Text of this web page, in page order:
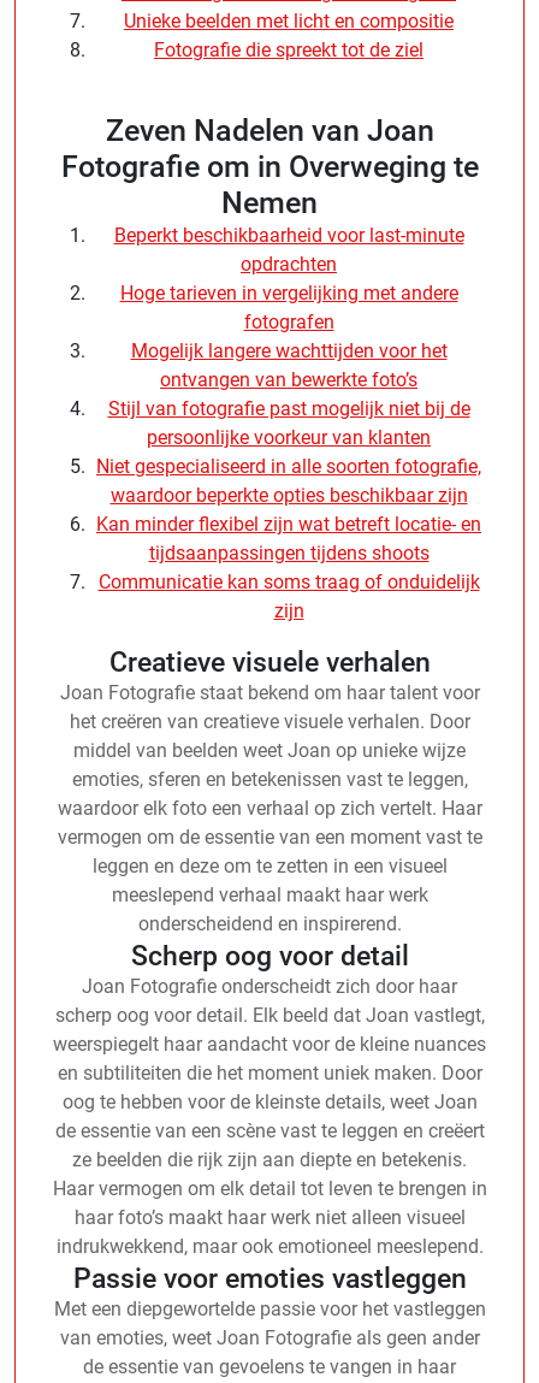
Unieke beelden met licht en compositie
Fotografie die spreekt tot de ziel
Zeven Nadelen van Joan
Fotografie om in Overweging te
Nemen
Beperkt beschikbaarheid voor last-minute
opdrachten
Hoge tarieven in vergelijking met andere
fotografen
Mogelijk langere wachttijden voor het
ontvangen van bewerkte foto’s
Stijl van fotografie past mogelijk niet bij de
persoonlijke voorkeur van klanten
Niet gespecialiseerd in alle soorten fotografie,
waardoor beperkte opties beschikbaar zijn
Kan minder flexibel zijn wat betreft locatie- en
tijdsaanpassingen tijdens shoots
Communicatie kan soms traag of onduidelijk
zijn
Creatieve visuele verhalen
Joan Fotografie staat bekend om haar talent voor
het creëren van creatieve visuele verhalen. Door
middel van beelden weet Joan op unieke wijze
emoties, sferen en betekenissen vast te leggen,
waardoor elk foto een verhaal op zich vertelt. Haar
vermogen om de essentie van een moment vast te
leggen en deze om te zetten in een visueel
meeslepend verhaal maakt haar werk
onderscheidend en inspirerend.
Scherp oog voor detail
Joan Fotografie onderscheidt zich door haar
scherp oog voor detail. Elk beeld dat Joan vastlegt,
weerspiegelt haar aandacht voor de kleine nuances
en subtiliteiten die het moment uniek maken. Door
oog te hebben voor de kleinste details, weet Joan
de essentie van een scène vast te leggen en creëert
ze beelden die rijk zijn aan diepte en betekenis.
Haar vermogen om elk detail tot leven te brengen in
haar foto’s maakt haar werk niet alleen visueel
indrukwekkend, maar ook emotioneel meeslepend.
Passie voor emoties vastleggen
Met een diepgewortelde passie voor het vastleggen
van emoties, weet Joan Fotografie als geen ander
de essentie van gevoelens te vangen in haar